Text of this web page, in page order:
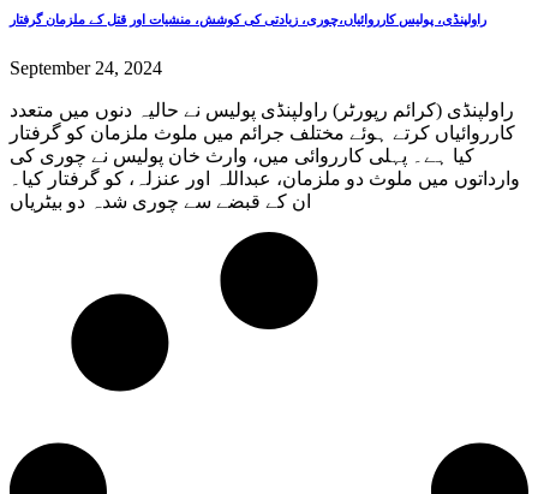
راولپنڈی، پولیس کارروائیاں،چوری، زیادتی کی کوشش، منشیات اور قتل کے ملزمان گرفتار
September 24, 2024
راولپنڈی (کرائم رپورٹر) راولپنڈی پولیس نے حالیہ دنوں میں متعدد
کارروائیاں کرتے ہوئے مختلف جرائم میں ملوث ملزمان کو گرفتار
کیا ہے۔ پہلی کارروائی میں، وارث خان پولیس نے چوری کی
وارداتوں میں ملوث دو ملزمان، عبداللہ اور عنزلہ، کو گرفتار کیا۔
ان کے قبضے سے چوری شدہ دو بیٹریاں